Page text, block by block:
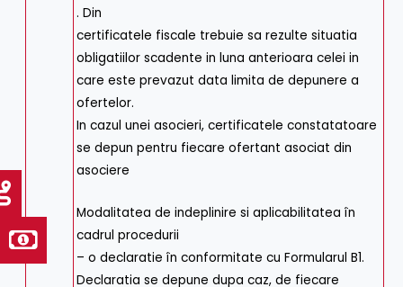
. Din
certificatele fiscale trebuie sa rezulte situatia
obligatiilor scadente in luna anterioara celei in
care este prevazut data limita de depunere a
ofertelor.
In cazul unei asocieri, certificatele constatatoare
se depun pentru fiecare ofertant asociat din
asociere
Modalitatea de indeplinire si aplicabilitatea în
cadrul procedurii
– o declaratie în conformitate cu Formularul B1.
Declaratia se depune dupa caz, de fiecare